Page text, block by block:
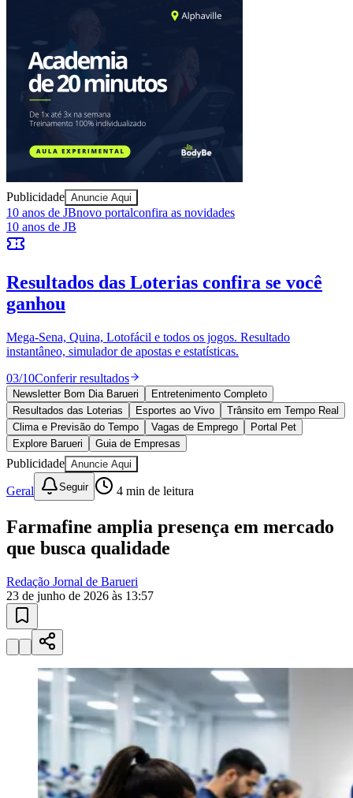
Ceará
Goiás
Publicidade Anuncie Aqui
10 anos de JBnovo portalconfira as novidades
10 anos de JB
Resultados das Loterias confira se você
ganhou
Mega-Sena, Quina, Lotofácil e todos os jogos. Resultado
instantâneo, simulador de apostas e estatísticas.
03/10Conferir resultados
Newsletter Bom Dia Barueri
Entretenimento Completo
Resultados das Loterias
Esportes ao Vivo
Trânsito em Tempo Real
Clima e Previsão do Tempo
Vagas de Emprego
Portal Pet
Explore Barueri
Guia de Empresas
Publicidade Anuncie Aqui
Geral Seguir 4 min de leitura
Farmafine amplia presença em mercado
que busca qualidade
Redação Jornal de Barueri
23 de junho de 2026 às 13:57